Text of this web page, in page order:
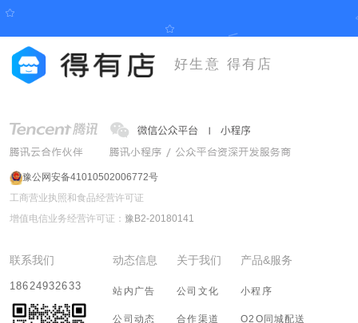
好生意 得有店
豫公网安备41010502006772号
工商营业执照和食品经营许可证
增值电信业务经营许可证： 豫B2-20180141
联系我们
18624932633
动态信息
站内广告
公司动态
关于我们
公司文化
合作渠道
产品&服务
小程序
O2O同城配送